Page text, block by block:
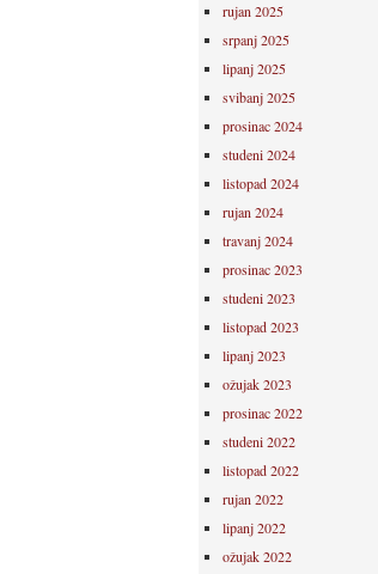
rujan 2025
srpanj 2025
lipanj 2025
svibanj 2025
prosinac 2024
studeni 2024
listopad 2024
rujan 2024
travanj 2024
prosinac 2023
studeni 2023
listopad 2023
lipanj 2023
ožujak 2023
prosinac 2022
studeni 2022
listopad 2022
rujan 2022
lipanj 2022
ožujak 2022